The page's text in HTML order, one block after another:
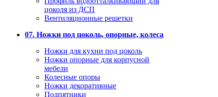
цоколя из ДСП
Вентиляционные решетки
07. Ножки под цоколь, опорные, колеса
Ножки для кухни под цоколь
Ножки опорные для корпусной
мебели
Колесные опоры
Ножки декоративные
Подпятники